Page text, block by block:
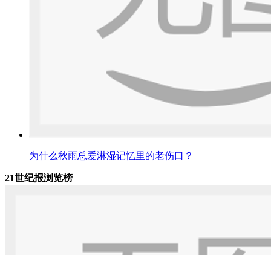
为什么秋雨总爱淋湿记忆里的老伤口？
21世纪报浏览榜